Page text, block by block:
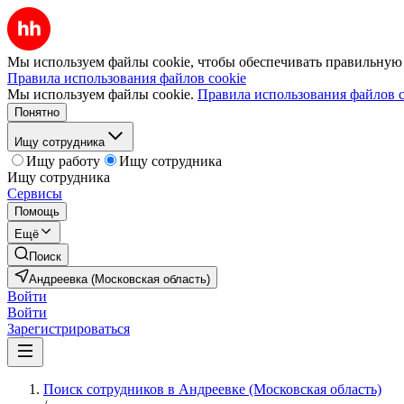
Мы используем файлы cookie, чтобы обеспечивать правильную
Правила использования файлов cookie
Мы используем файлы cookie. Правила использования файлов
Понятно
Ищу сотрудника
Ищу работу
Ищу сотрудника
Ищу сотрудника
Сервисы
Помощь
Ещё
Поиск
Андреевка (Московская область)
Войти
Войти
Зарегистрироваться
Поиск сотрудников в Андреевке (Московская область)